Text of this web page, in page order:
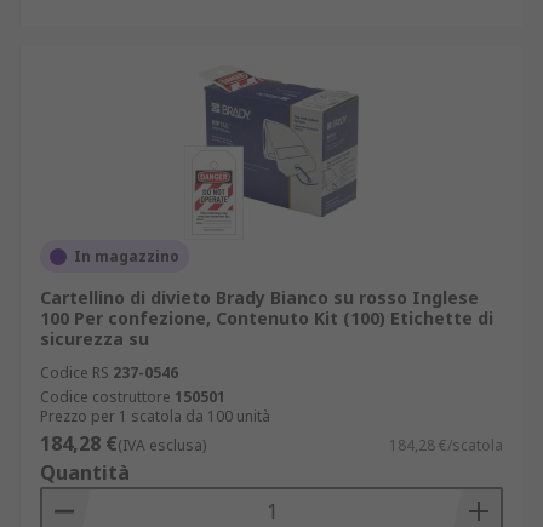
In magazzino
Cartellino di divieto Brady Bianco su rosso Inglese
100 Per confezione, Contenuto Kit (100) Etichette di
sicurezza su
Codice RS 237-0546
Codice costruttore 150501
Prezzo per 1 scatola da 100 unità
184,28 €(IVA esclusa) 184,28 €/scatola
Quantità